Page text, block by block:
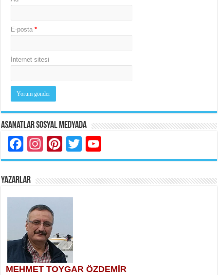
E-posta*
İnternet sitesi
Asanatlar Sosyal Medyada
Facebook
Instagram
Pinterest
Twitter
YAZARLAR
MEHMET TOYGAR ÖZDEMİR